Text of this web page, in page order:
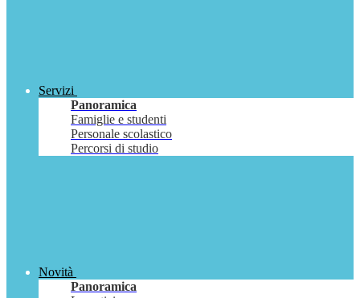
Servizi
Panoramica
Famiglie e studenti
Personale scolastico
Percorsi di studio
Novità
Panoramica